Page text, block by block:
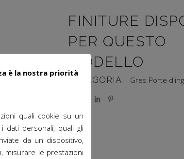
FINITURE
PER QUESTO
MODELLO
CATEGORIA: Gres Porte
è la nostra priorità
quali cookie su un
dati personali, quali gli
da un dispositivo,
misurare le prestazioni